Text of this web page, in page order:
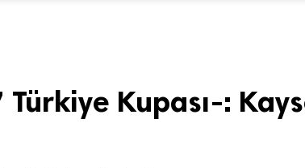
Kupası-: